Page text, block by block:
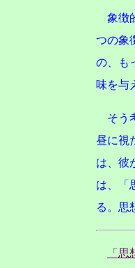
象徴
つの象
の、も
味を与
そう
昼に視
は、彼
は、「
る。思
「思